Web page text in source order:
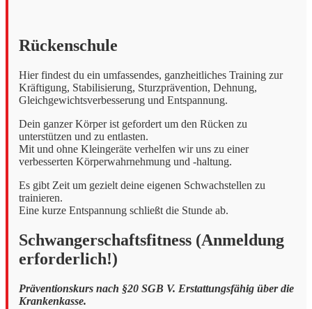
Rückenschule
Hier findest du ein umfassendes, ganzheitliches Training zur
Kräftigung, Stabilisierung, Sturzprävention, Dehnung,
Gleichgewichtsverbesserung und Entspannung.
Dein ganzer Körper ist gefordert um den Rücken zu
unterstützen und zu entlasten.
Mit und ohne Kleingeräte verhelfen wir uns zu einer
verbesserten Körperwahrnehmung und -haltung.
Es gibt Zeit um gezielt deine eigenen Schwachstellen zu
trainieren.
Eine kurze Entspannung schließt die Stunde ab.
Schwangerschaftsfitness (Anmeldung
erforderlich!)
Präventionskurs nach §20 SGB V. Erstattungsfähig über die
Krankenkasse.